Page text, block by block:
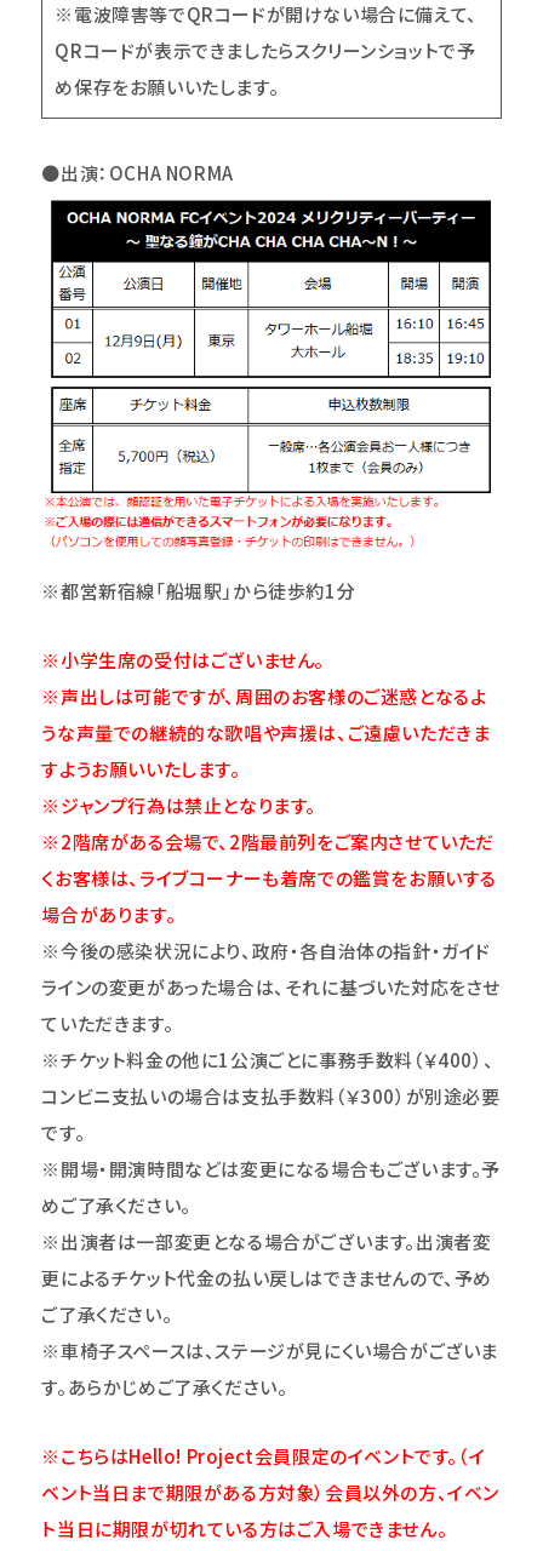
※電波障害等でQRコードが開けない場合に備えて、
QRコードが表示できましたらスクリーンショットで予
め保存をお願いいたします。
●出演：OCHA NORMA
※都営新宿線「船堀駅」から徒歩約1分
※小学生席の受付はございません。
※声出しは可能ですが、周囲のお客様のご迷惑となるよ
うな声量での継続的な歌唱や声援は、ご遠慮いただきま
すようお願いいたします。
※ジャンプ行為は禁止となります。
※2階席がある会場で、2階最前列をご案内させていただ
くお客様は、ライブコーナーも着席での鑑賞をお願いする
場合があります。
※今後の感染状況により、政府・各自治体の指針・ガイド
ラインの変更があった場合は、それに基づいた対応をさせ
ていただきます。
※チケット料金の他に1公演ごとに事務手数料（￥400）、
コンビニ支払いの場合は支払手数料（￥300）が別途必要
です。
※開場・開演時間などは変更になる場合もございます。予
めご了承ください。
※出演者は一部変更となる場合がございます。出演者変
更によるチケット代金の払い戻しはできませんので、予め
ご了承ください。
※車椅子スペースは、ステージが見にくい場合がございま
す。あらかじめご了承ください。
※こちらはHello! Project会員限定のイベントです。（イ
ベント当日まで期限がある方対象）会員以外の方、イベン
ト当日に期限が切れている方はご入場できません。